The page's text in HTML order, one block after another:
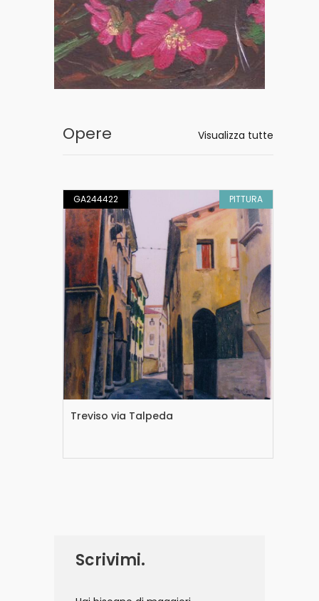
Visualizza tutte
Opere
GA244422 PITTURA
Treviso via Talpeda
Scrivimi.